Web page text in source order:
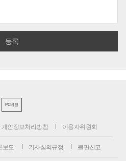
PC버전
개인정보처리방침 이용자위원회
보도 기사심의규정 불편신고